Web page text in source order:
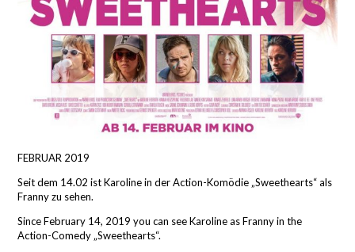
FEBRUAR 2019
Seit dem 14.02 ist Karoline in der Action-Komödie „Sweethearts“ als
Franny zu sehen.
Since February 14, 2019 you can see Karoline as Franny in the
Action-Comedy „Sweethearts“.